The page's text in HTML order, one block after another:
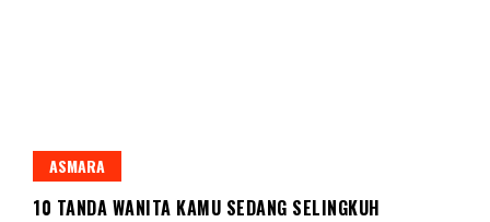
ASMARA
10 TANDA WANITA KAMU SEDANG SELINGKUH